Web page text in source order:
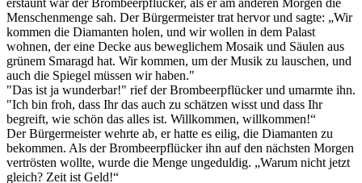
erstaunt war der Brombeerpflücker, als er am anderen Morgen die
Menschenmenge sah. Der Bürgermeister trat hervor und sagte: „Wir
kommen die Diamanten holen, und wir wollen in dem Palast
wohnen, der eine Decke aus beweglichem Mosaik und Säulen aus
grünem Smaragd hat. Wir kommen, um der Musik zu lauschen, und
auch die Spiegel müssen wir haben."
"Das ist ja wunderbar!" rief der Brombeerpflücker und umarmte ihn.
"Ich bin froh, dass Ihr das auch zu schätzen wisst und dass Ihr
begreift, wie schön das alles ist. Willkommen, willkommen!“
Der Bürgermeister wehrte ab, er hatte es eilig, die Diamanten zu
bekommen. Als der Brombeerpflücker ihn auf den nächsten Morgen
vertrösten wollte, wurde die Menge ungeduldig. „Warum nicht jetzt
gleich? Zeit ist Geld!“